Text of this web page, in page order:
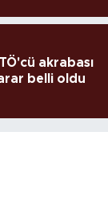
akrabası
belli oldu